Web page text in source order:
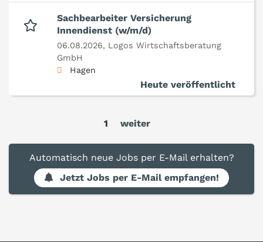
Sachbearbeiter Versicherung
Innendienst (w/m/d)
06.08.2026, Logos Wirtschaftsberatung
GmbH
Hagen
Heute veröffentlicht
1 weiter
Automatisch neue Jobs per E-Mail erhalten?
Jetzt Jobs per E-Mail empfangen!